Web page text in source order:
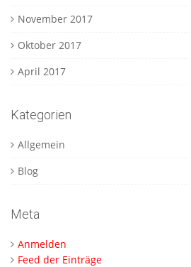
November 2017
Oktober 2017
April 2017
Kategorien
Allgemein
Blog
Meta
Anmelden
Feed der Einträge